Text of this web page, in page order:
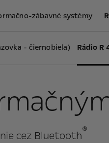
zábavné systémy
- čiernobiela) Rádio R
cez Bluetooth®